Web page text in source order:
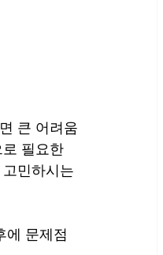
큰 어려움
필요한
민하시는
에 문제점